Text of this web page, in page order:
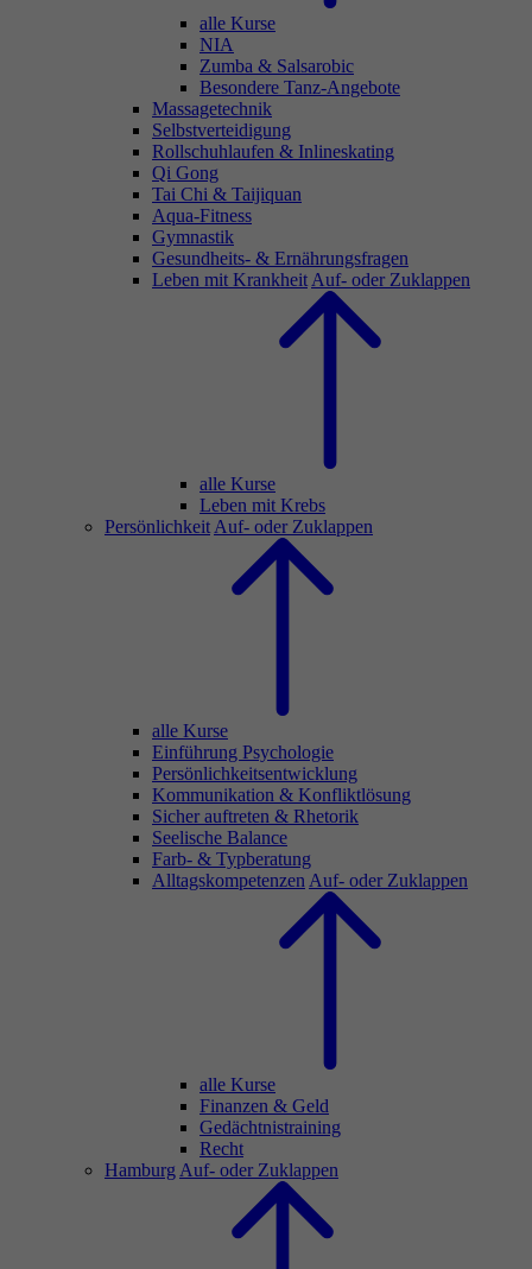
alle Kurse
NIA
Zumba & Salsarobic
Besondere Tanz-Angebote
Massagetechnik
Selbstverteidigung
Rollschuhlaufen & Inlineskating
Qi Gong
Tai Chi & Taijiquan
Aqua-Fitness
Gymnastik
Gesundheits- & Ernährungsfragen
Leben mit Krankheit Auf- oder Zuklappen
alle Kurse
Leben mit Krebs
Persönlichkeit Auf- oder Zuklappen
alle Kurse
Einführung Psychologie
Persönlichkeitsentwicklung
Kommunikation & Konfliktlösung
Sicher auftreten & Rhetorik
Seelische Balance
Farb- & Typberatung
Alltagskompetenzen Auf- oder Zuklappen
alle Kurse
Finanzen & Geld
Gedächtnistraining
Recht
Hamburg Auf- oder Zuklappen